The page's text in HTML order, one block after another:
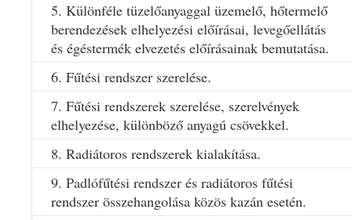
5. Különféle tüzelőanyaggal üzemelő, hőtermelő
berendezések elhelyezési előírásai, levegőellátás
és égéstermék elvezetés előírásainak bemutatása.
6. Fűtési rendszer szerelése.
7. Fűtési rendszerek szerelése, szerelvények
elhelyezése, különböző anyagú csövekkel.
8. Radiátoros rendszerek kialakítása.
9. Padlófűtési rendszer és radiátoros fűtési
rendszer összehangolása közös kazán esetén.